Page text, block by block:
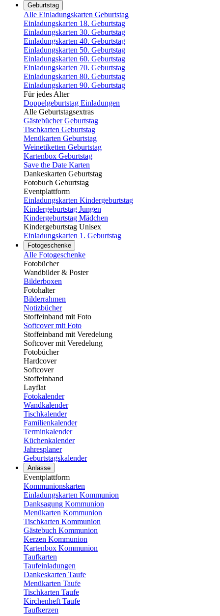
Geburtstag
Alle Einladungskarten Geburtstag
Einladungskarten 18. Geburtstag
Einladungskarten 30. Geburtstag
Einladungskarten 40. Geburtstag
Einladungskarten 50. Geburtstag
Einladungskarten 60. Geburtstag
Einladungskarten 70. Geburtstag
Einladungskarten 80. Geburtstag
Einladungskarten 90. Geburtstag
Für jedes Alter
Doppelgeburtstag Einladungen
Alle Geburtstagsextras
Gästebücher Geburtstag
Tischkarten Geburtstag
Menükarten Geburtstag
Weinetiketten Geburtstag
Kartenbox Geburtstag
Save the Date Karten
Dankeskarten Geburtstag
Fotobuch Geburtstag
Eventplattform
Einladungskarten Kindergeburtstag
Kindergeburtstag Jungen
Kindergeburtstag Mädchen
Kindergeburtstag Unisex
Einladungskarten 1. Geburtstag
Fotogeschenke
Alle Fotogeschenke
Fotobücher
Wandbilder & Poster
Bilderboxen
Fotohalter
Bilderrahmen
Notizbücher
Stoffeinband mit Foto
Softcover mit Foto
Stoffeinband mit Veredelung
Softcover mit Veredelung
Fotobücher
Hardcover
Softcover
Stoffeinband
Layflat
Fotokalender
Wandkalender
Tischkalender
Familienkalender
Terminkalender
Küchenkalender
Jahresplaner
Geburtstagskalender
Anlässe
Eventplattform
Kommunionskarten
Einladungskarten Kommunion
Danksagung Kommunion
Menükarten Kommunion
Tischkarten Kommunion
Gästebuch Kommunion
Kerzen Kommunion
Kartenbox Kommunion
Taufkarten
Taufeinladungen
Dankeskarten Taufe
Menükarten Taufe
Tischkarten Taufe
Kirchenheft Taufe
Taufkerzen